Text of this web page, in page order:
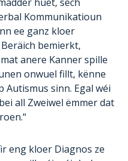
Kommunikatioun
ee ganz kloer
bemierkt,
anere Kanner spille
onwuel fillt, kënne
Autismus sinn. Egal wéi
all Zweiwel ëmmer dat
eng kloer Diagnos ze